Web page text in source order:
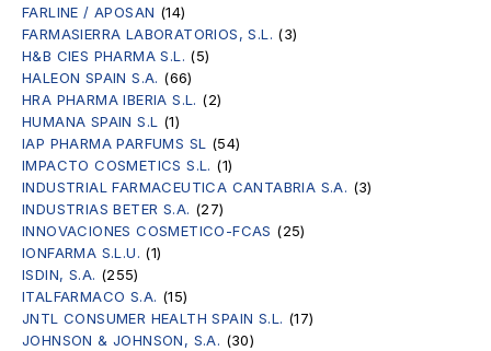
FARLINE / APOSAN (14)
FARMASIERRA LABORATORIOS, S.L. (3)
H&B CIES PHARMA S.L. (5)
HALEON SPAIN S.A. (66)
HRA PHARMA IBERIA S.L. (2)
HUMANA SPAIN S.L
(1)
IAP PHARMA PARFUMS SL
(54)
IMPACTO COSMETICS S.L. (1)
INDUSTRIAL FARMACEUTICA CANTABRIA S.A. (3)
INDUSTRIAS BETER S.A. (27)
INNOVACIONES COSMETICO-FCAS (25)
IONFARMA S.L.U. (1)
ISDIN, S.A. (255)
ITALFARMACO S.A. (15)
JNTL CONSUMER HEALTH SPAIN S.L. (17)
JOHNSON & JOHNSON, S.A. (30)